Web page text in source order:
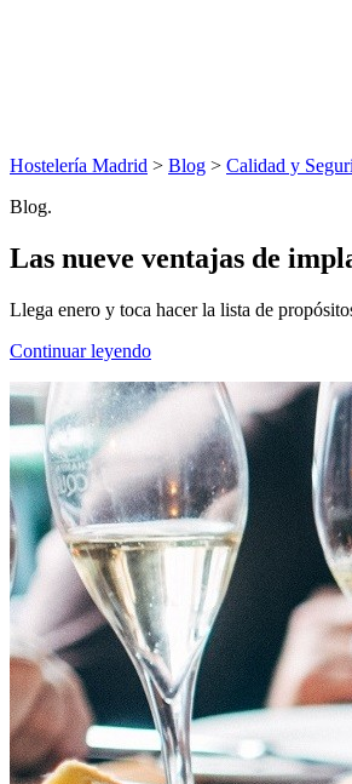
Hostelería Madrid > Blog > Calidad y
Blog.
Las nueve ventajas de
Llega enero y toca hacer la lista de
Continuar leyendo